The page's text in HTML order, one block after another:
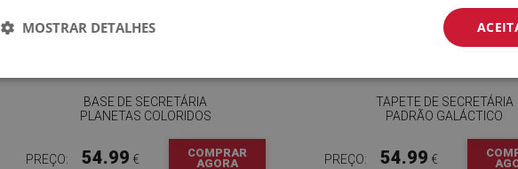
BASE DE SECRETÁRIA
PLANETAS COLORIDOS
PREÇO: 54.99 €
COMPRAR
AGORA
TAPETE DE SECRETÁRIA
PADRÃO GALÁCTICO
PREÇO: 54.99 €
MOSTRAR DETALHES